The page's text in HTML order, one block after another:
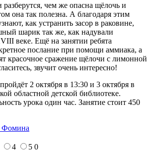
чем же опасна щёлочь и
она так полезна. А благодаря этим
как устранить засор в раковине,
шарик так же, как надували
веке. Ещё на занятии ребята
послание при помощи аммиака, а
красочное сражение щёлочи с лимонной
звучит очень интересно!
2 октября в 13:30 и 3 октября в
областной детской библиотеке.
урока один час. Занятие стоит 450
Фомина
4 5 0